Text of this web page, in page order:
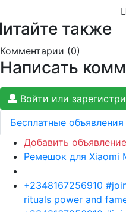
также
Комментарии (0)
Написать
Войти или
Бесплатные объявления
Добавить
Ремешок для Xiaomi
+2348167256910
rituals power and